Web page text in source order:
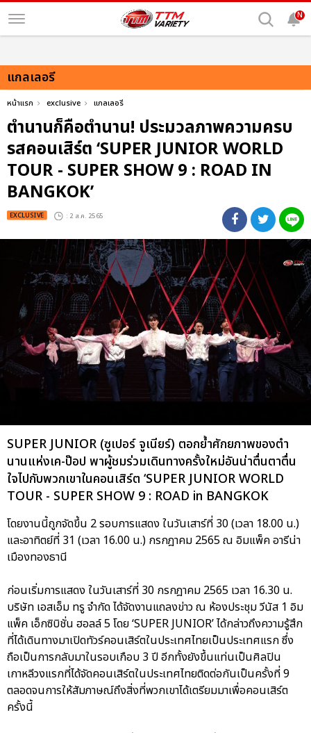
N
แกลเลอรี
หน้าแรก exclusive แกลเลอรี
ตำนานก็คือตำนาน! ประมวลภาพความครบ
รสคอนเสิร์ต ‘SUPER JUNIOR WORLD
TOUR - SUPER SHOW 9 : ROAD IN
BANGKOK’
EXCLUSIVE : 2 ส.ค. 2565
SUPER JUNIOR (ซูเปอร์ จูเนียร์) ตอกย้ำศักยภาพของตำ
นานแห่งเค-ป๊อป พาผู้ชมร่วมเดินทางครั้งใหม่อันน่าตื่นตาตื่น
ใจไปกับพวกเขาในคอนเสิร์ต ‘SUPER JUNIOR WORLD
TOUR - SUPER SHOW 9 : ROAD in BANGKOK
โดยงานนี้ถูกจัดขึ้น 2 รอบการแสดง ในวันเสาร์ที่ 30 (เวลา 18.00 น.)
และอาทิตย์ที่ 31 (เวลา 16.00 น.) กรกฎาคม 2565 ณ อิมแพ็ค อารีน่า
เมืองทองธานี
ก่อนเริ่มการแสดง ในวันเสาร์ที่ 30 กรกฎาคม 2565 เวลา 16.30 น.
บริษัท เอสเอ็ม ทรู จำกัด ได้จัดงานแถลงข่าว ณ ห้องประชุม วีนัส 1 อิม
แพ็ค เอ็กซิบิชั่น ฮอลล์ 5 โดย ‘SUPER JUNIOR’ ได้กล่าวถึงความรู้สึก
ที่ได้เดินทางมาเปิดทัวร์คอนเสิร์ตในประเทศไทยเป็นประเทศแรก ซึ่ง
ถือเป็นการกลับมาในรอบเกือบ 3 ปี อีกทั้งยังขึ้นแท่นเป็นศิลปิน
เกาหลีวงแรกที่ได้จัดคอนเสิร์ตในประเทศไทยติดต่อกันเป็นครั้งที่ 9
ตลอดจนการให้สัมภาษณ์ถึงสิ่งที่พวกเขาได้เตรียมมาเพื่อคอนเสิร์ต
ครั้งนี้